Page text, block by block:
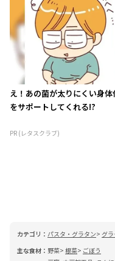
え！あの菌が太りにくい身体
をサポートしてくれる!?
PR (レタスクラブ)
カテゴリ： パスタ・グラタン グ
主な食材： 野菜 根菜
ごぼう